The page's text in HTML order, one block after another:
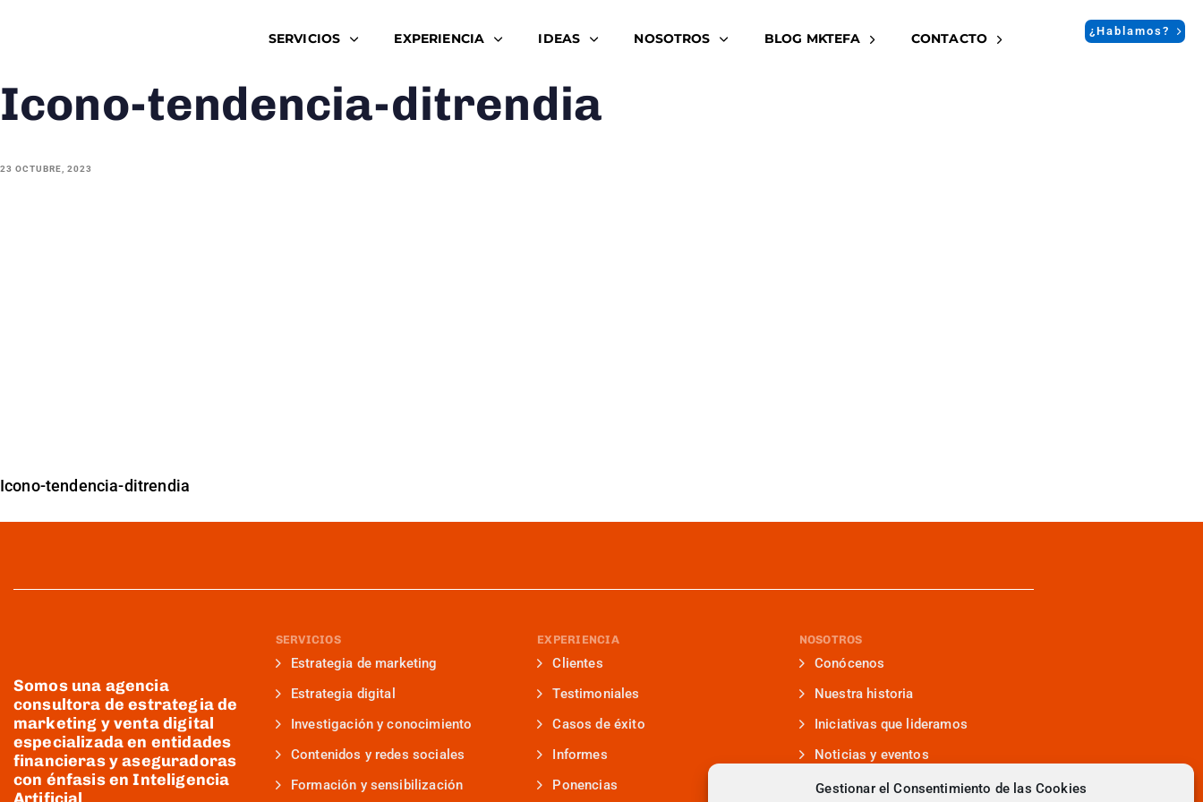
Gestionar el Consentimiento de las Cookies
SERVICIOS EXPERIENCIA IDEAS NOSOTROS BLOG MKTEFA CONTACTO ¿Hablamos?
Icono-tendencia-ditrendia
23 OCTUBRE, 2023
Icono-tendencia-ditrendia
Somos una agencia
consultora de estrategia de
marketing y venta digital
especializada en entidades
financieras y aseguradoras
con énfasis en Inteligencia
Artificial
SERVICIOS
Estrategia de marketing
Estrategia digital
Investigación y conocimiento
Contenidos y redes sociales
Formación y sensibilización
EXPERIENCIA
Clientes
Testimoniales
Casos de éxito
Informes
Ponencias
NOSOTROS
Conócenos
Nuestra historia
Iniciativas que lideramos
Noticias y eventos
Presencia en medios